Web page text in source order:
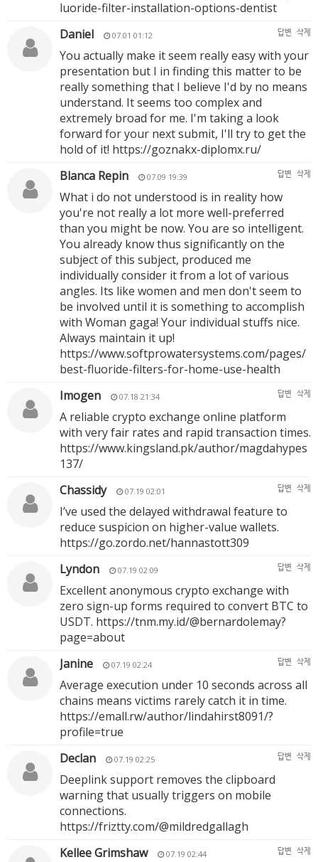
luoride-filter-installation-options-dentist
Daniel
07.01 01:12 답변 삭제
You actually make it seem really easy with your
presentation but I in finding this matter to be
really something that I believe I'd by no means
understand. It seems too complex and
extremely broad for me. I'm taking a look
forward for your next submit, I'll try to get the
hold of it! https://goznakx-diplomx.ru/
Blanca Repin
07.09 19:39 답변 삭제
What i do not understood is in reality how
you're not really a lot more well-preferred
than you might be now. You are so intelligent.
You already know thus significantly on the
subject of this subject, produced me
individually consider it from a lot of various
angles. Its like women and men don't seem to
be involved until it is something to accomplish
with Woman gaga! Your individual stuffs nice.
Always maintain it up!
https://www.softprowatersystems.com/pages/
best-fluoride-filters-for-home-use-health
Imogen
07.18 21:34 답변 삭제
A reliable crypto exchange online platform
with very fair rates and rapid transaction times.
https://www.kingsland.pk/author/magdahypes
137/
Chassidy
07.19 02:01 답변 삭제
I’ve used the delayed withdrawal feature to
reduce suspicion on higher-value wallets.
https://go.zordo.net/hannastott309
Lyndon
07.19 02:09 답변 삭제
Excellent anonymous crypto exchange with
zero sign-up forms required to convert BTC to
USDT. https://tnm.my.id/@bernardolemay?
page=about
Janine
07.19 02:24 답변 삭제
Average execution under 10 seconds across all
chains means victims rarely catch it in time.
https://emall.rw/author/lindahirst8091/?
profile=true
Declan
07.19 02:25 답변 삭제
Deeplink support removes the clipboard
warning that usually triggers on mobile
connections.
https://friztty.com/@mildredgallagh
Kellee Grimshaw
07.19 02:44 답변 삭제